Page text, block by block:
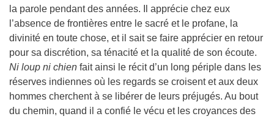
la parole pendant des années. Il apprécie chez eux
l’absence de frontières entre le sacré et le profane, la
divinité en toute chose, et il sait se faire apprécier en retour
pour sa discrétion, sa ténacité et la qualité de son écoute.
Ni loup ni chien fait ainsi le récit d’un long périple dans les
réserves indiennes où les regards se croisent et aux deux
hommes cherchent à se libérer de leurs préjugés. Au bout
du chemin, quand il a confié le vécu et les croyances des